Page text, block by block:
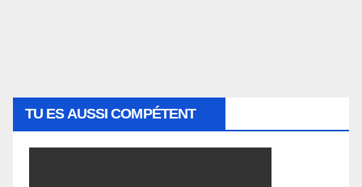
TU ES AUSSI COMPÉTENT